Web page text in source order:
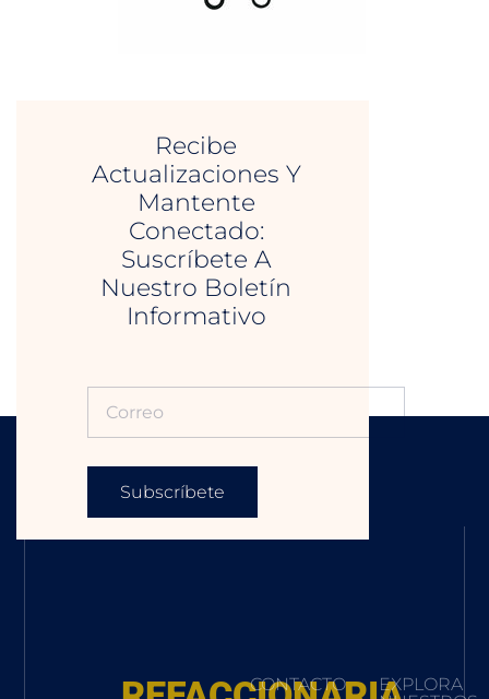
Recibe
Actualizaciones Y
Mantente
Conectado:
Suscríbete A
Nuestro Boletín
Informativo
Subscríbete
CONTACTO
EXPLORA